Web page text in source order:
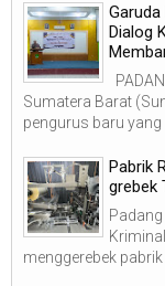
Garuda
Dialog
Sumatera Barat
pengurus baru yang
Pabrik
grebek
menggerebek